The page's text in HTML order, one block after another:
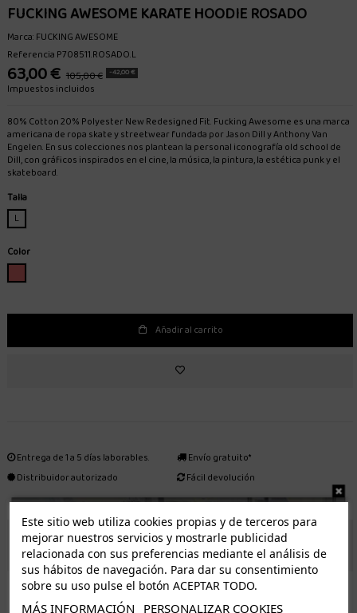
FUCKING AWESOME KARATE HOODIE ROSADO
Marca:FUCKING AWESOME
ReferenciaP708511.ROSADO.L
63,00 € 105,00 € -42,00 €
Impuestos incluidos
80% Cotton 20% Polyester New Redesigned Fit. Fucking Awesome es una marca
americana de ropa skate y streetwear fundada por Jason Dill y Anthony Van
Engelen. En sus colecciones nos plantean la personal iconografía old school de
Dill, con gráficos inspirados en el cine, la música, la pintura, la estética punk y el
skateboard.
Talla
L
Color
Añadir al carrito
Entrega de 1 a 5 días laborables.
Distribuidor autorizado
Envío gratuito*
Fácil devolución
ENVÍO GRATUITO *
ISLAS CANARIAS
Tenerife 3.50€. Gratis a partir de 50€
Este sitio web utiliza cookies propias y de terceros para
mejorar nuestros servicios y mostrarle publicidad
relacionada con sus preferencias mediante el análisis de
sus hábitos de navegación. Para dar su consentimiento
sobre su uso pulse el botón ACEPTAR TODO.
MÁS INFORMACIÓN PERSONALIZAR COOKIES